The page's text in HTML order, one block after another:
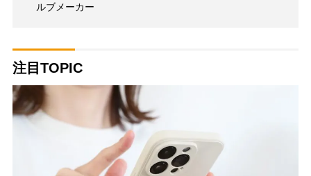
ルブメーカー
注目TOPIC